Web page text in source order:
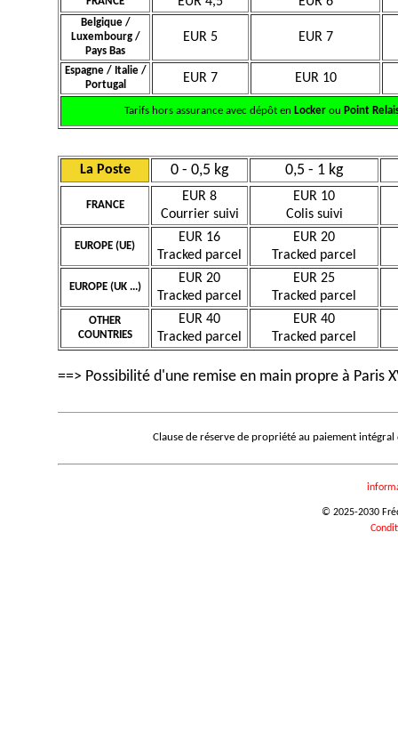
Belgique /
Luxembourg /
Pays Bas
EUR 5 EUR 7
Espagne / Italie /
Portugal
EUR 7 EUR 10
Tarifs hors assurance avec dépôt en Lockerou Point
La Poste 0 - 0,5 kg 0,5 - 1 kg
FRANCE
EUR 8
Courrier suivi
EUR 10
Colis suivi
EUROPE (UE)
EUR 16
Tracked parcel
EUR 20
Tracked parcel
EUROPE (UK ...)
EUR 20
Tracked parcel
EUR 25
Tracked parcel
OTHER
COUNTRIES
EUR 40
Tracked parcel
EUR 40
Tracked parcel
==> Possibilité d'une remise en main propre à Paris
Clause de réserve de propriété au paiement
© 2025-2030